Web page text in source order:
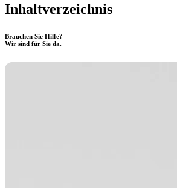
Inhaltverzeichnis
Brauchen Sie Hilfe?
Wir sind für Sie da.